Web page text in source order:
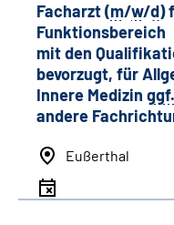
Facharzt (m/w/d)
Funktionsbereich
mit den
bevorzugt, für
Innere Medizin ggf.
andere
Eußerthal